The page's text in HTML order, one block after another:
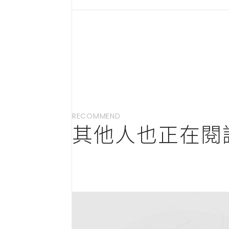
RECOMMEND
其他人也正在閱